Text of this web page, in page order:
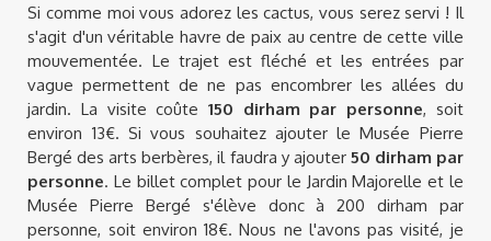
Si comme moi vous adorez les cactus, vous serez servi ! Il
s'agit d'un véritable havre de paix au centre de cette ville
mouvementée. Le trajet est fléché et les entrées par
vague permettent de ne pas encombrer les allées du
jardin. La visite coûte 150 dirham par personne, soit
environ 13€. Si vous souhaitez ajouter le Musée Pierre
Bergé des arts berbères, il faudra y ajouter 50 dirham par
personne. Le billet complet pour le Jardin Majorelle et le
Musée Pierre Bergé s'élève donc à 200 dirham par
personne, soit environ 18€. Nous ne l'avons pas visité, je